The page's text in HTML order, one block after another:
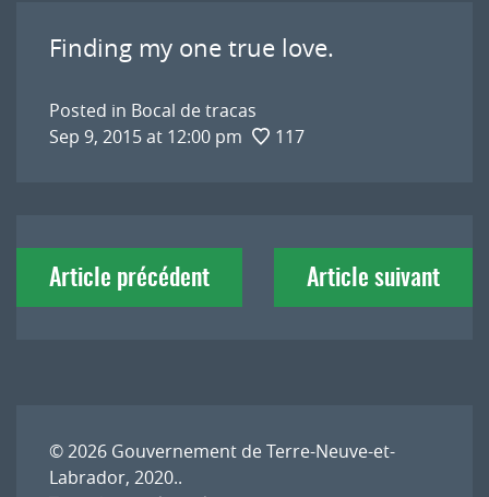
Finding my one true love.
Posted in Bocal de tracas
Sep 9, 2015 at 12:00 pm
117
Navigation
deArticle précédent Article suivant
© 2026 Gouvernement de Terre-Neuve-et-
Labrador, 2020..